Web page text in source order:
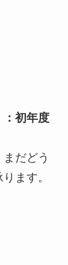
：初年度
だどう
ます。